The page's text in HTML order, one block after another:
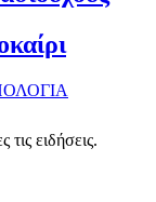
ειδήσεις.